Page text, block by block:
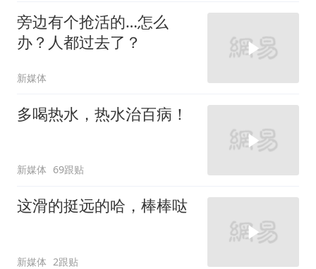
旁边有个抢活的…怎么
办？人都过去了？
新媒体
多喝热水，热水治百病！
新媒体 69跟贴
这滑的挺远的哈，棒棒哒
新媒体 2跟贴